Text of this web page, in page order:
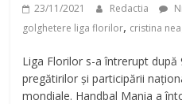
23/11/2021 Redactia
golghetere liga florilor, cristina
Liga Florilor s-a întrerupt
pregătirilor și participării
mondiale. Handbal Mania a